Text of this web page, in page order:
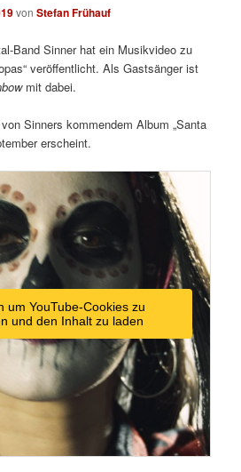
vonStefan Frühauf
Band Sinner hat ein Musikvideo zu
veröffentlicht. Als Gastsänger ist
mit dabei.
Sinners kommendem Album „Santa
erscheint.
um YouTube-Cookies zu
und den Inhalt zu laden